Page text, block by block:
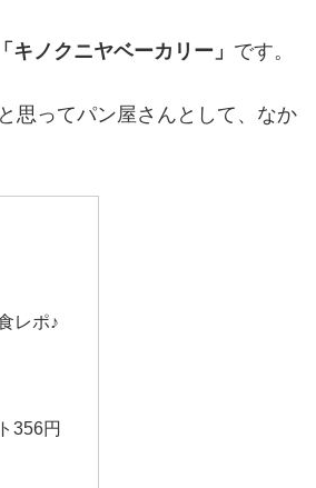
「キノクニヤベーカリー」 です。
思ってパン屋さんとして、なか
レポ♪
356円